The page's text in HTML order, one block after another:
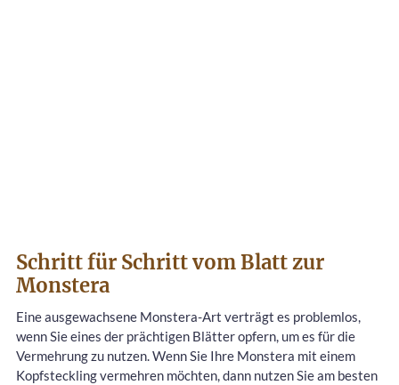
Schritt für Schritt vom Blatt zur
Monstera
Eine ausgewachsene Monstera-Art verträgt es problemlos,
wenn Sie eines der prächtigen Blätter opfern, um es für die
Vermehrung zu nutzen. Wenn Sie Ihre Monstera mit einem
Kopfsteckling vermehren möchten, dann nutzen Sie am besten